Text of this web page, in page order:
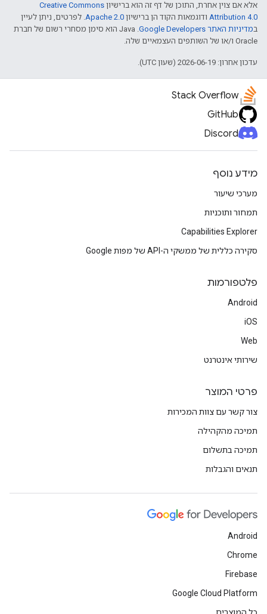
אלא אם צוין אחרת, התוכן של דף זה הוא ברישיון Creative Commons
Attribution 4.0 ודוגמאות הקוד הן ברישיון Apache 2.0. לפרטים, ניתן לעיין
במדיניות האתר Google Developers‏
.‏ Java הוא סימן מסחרי רשום של חברת
Oracle ו/או של השותפים העצמאיים שלה.
עדכון אחרון: 2026-06-19 (שעון UTC).
Stack Overflow
GitHub
Discord
מידע נוסף
מערכי שיעור
תמחור ותוכניות
Capabilities Explorer
סקירה כללית של ממשקי ה-API של מפות Google
פלטפורמות
Android
iOS
Web
שירותי אינטרנט
פרטי המוצר
צור קשר עם צוות המכירות
תמיכה מהקהילה
תמיכה בתשלום
תנאים והגבלות
Android
Chrome
Firebase
Google Cloud Platform